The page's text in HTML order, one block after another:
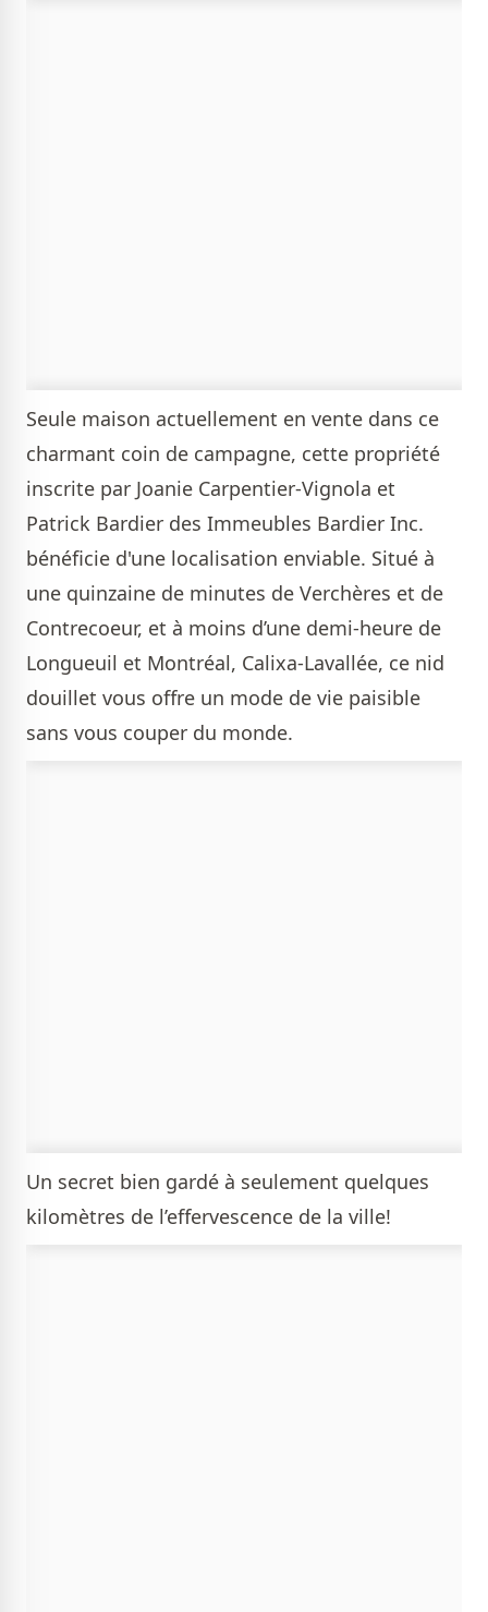
Seule maison actuellement en vente dans ce
charmant coin de campagne, cette propriété
inscrite par Joanie Carpentier-Vignola et
Patrick Bardier des Immeubles Bardier Inc.
bénéficie d'une localisation enviable. Situé à
une quinzaine de minutes de Verchères et de
Contrecoeur, et à moins d’une demi-heure de
Longueuil et Montréal, Calixa-Lavallée, ce nid
douillet vous offre un mode de vie paisible
sans vous couper du monde.
Un secret bien gardé à seulement quelques
kilomètres de l’effervescence de la ville!